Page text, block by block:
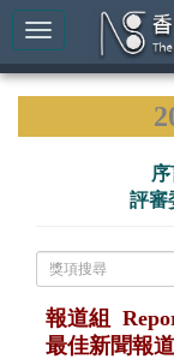
評審
報道組
最佳新聞報